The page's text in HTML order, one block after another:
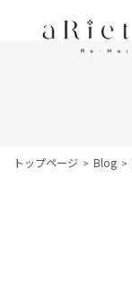
トップページ Blog